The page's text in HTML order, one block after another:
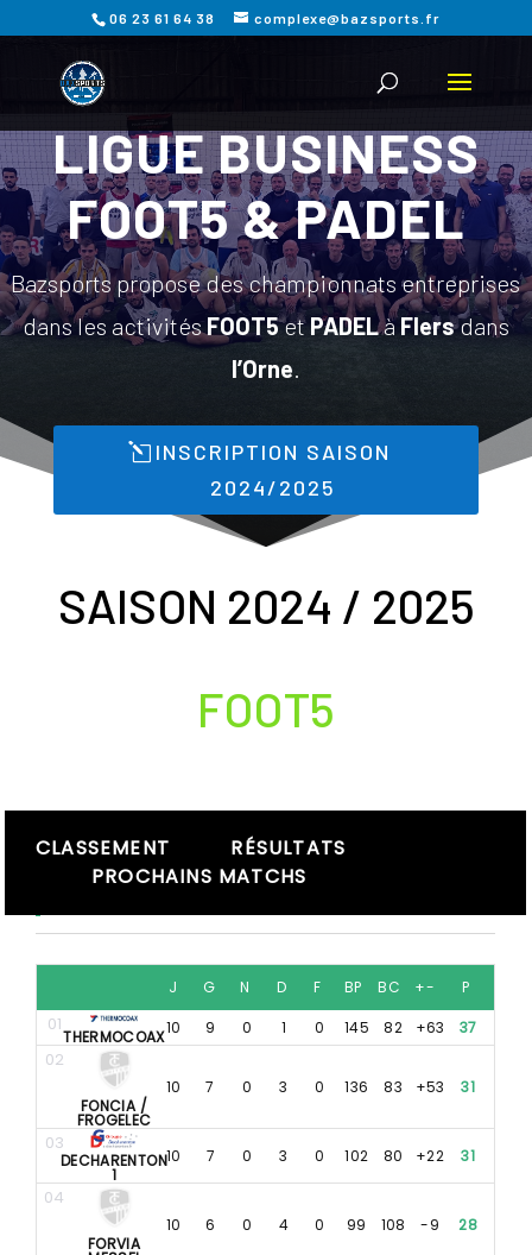
06 23 61 64 38 complexe@bazsports.fr
LIGUE BUSINESS
FOOT5 & PADEL
Bazsports propose des championnats entreprises
dans les activitésFOOT5etPADELàFlersdans
l’Orne.
INSCRIPTION SAISON
2024/2025
SAISON 2024 / 2025
FOOT5